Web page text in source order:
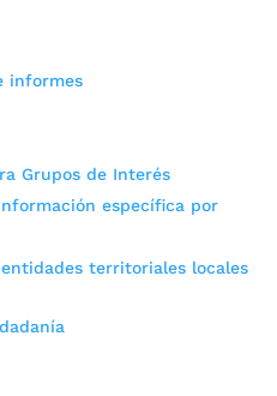
informes
Grupos de Interés
específica por
territoriales locales
Centro de Salud IPC
2, 2023 | Noticias
Subsidiado que
de Bucaramanga las
condiciones con grietas y